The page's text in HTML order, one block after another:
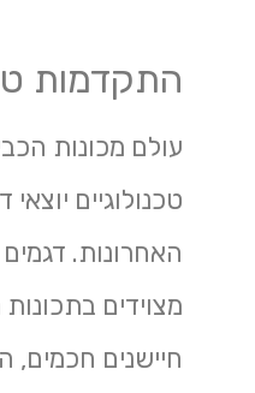
התקדמות
עולם מכונות
טכנולוגיים יוצאי
האחרונות.
מצוידים
חיישנים חכמים,